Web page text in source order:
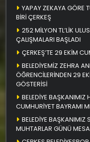
YAPAY ZEKAYA GÖRE
BİRİ ÇERKEŞ
252 MİLYON TL’LİK
ÇALIŞMALARI BAŞLADI
ÇERKEŞ’TE 29 EKİM
BELEDİYEMİZ ZEHRA
ÖĞRENCİLERİNDEN 29
GÖSTERİSİ
BELEDİYE BAŞKANIMIZ
CUMHURİYET BAYRAMI
BELEDİYE BAŞKANIMIZ
MUHTARLAR GÜNÜ